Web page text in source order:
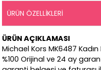
ÜRÜN ÖZELLIKLERI
ÜRÜN AÇIKLAMASI
Michael Kors MK6487
%100 Orijinal ve 24 ay